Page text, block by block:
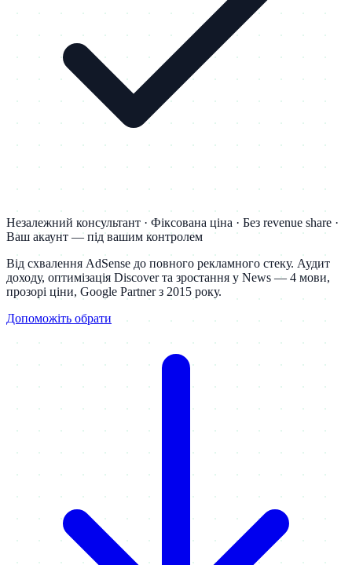
Незалежний консультант · Фіксована ціна · Без revenue share ·
Ваш акаунт — під вашим контролем
Від схвалення AdSense до повного рекламного стеку. Аудит
доходу, оптимізація Discover та зростання у News — 4 мови,
прозорі ціни, Google Partner з 2015 року.
Допоможіть обрати